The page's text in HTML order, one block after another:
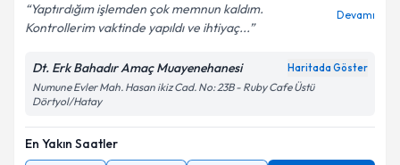
Kişisel verilerimin işlenmesine ilişkin
Aydınlatma
Metni'ni okudum ve kişisel verilerimin belirtilen
Takvim Talebini Gönder
Yaptırdığım işlemden çok memnun kaldım.
Kontrollerim vaktinde yapıldı ve ihtiyaç...
Devamı
Dt. Erk Bahadır Amaç Muayenehanesi Haritada Göster
Numune Evler Mah. Hasan ikiz Cad. No: 23B - Ruby Cafe Üstü
Dörtyol/Hatay
En Yakın Saatler